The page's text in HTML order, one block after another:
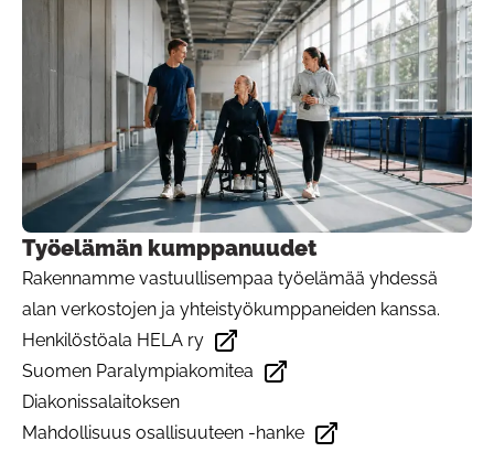
Työelämän kumppanuudet
Rakennamme vastuullisempaa työelämää yhdessä
alan verkostojen ja yhteistyökumppaneiden kanssa.
Henkilöstöala HELA ry
Avautuu uudessa välilehdessä
Suomen Paralympiakomitea
Avautuu uudessa välilehdessä
Diakonissalaitoksen
Mahdollisuus osallisuuteen -hanke